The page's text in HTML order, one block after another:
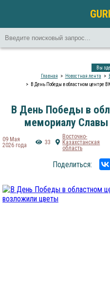
Вы
Главная
Новостная лента
В День Победы в областном центре
В День Победы в
мемориалу
09 Мая
2026 года
33
Восточно-
Казахстанская
область
Поделиться: